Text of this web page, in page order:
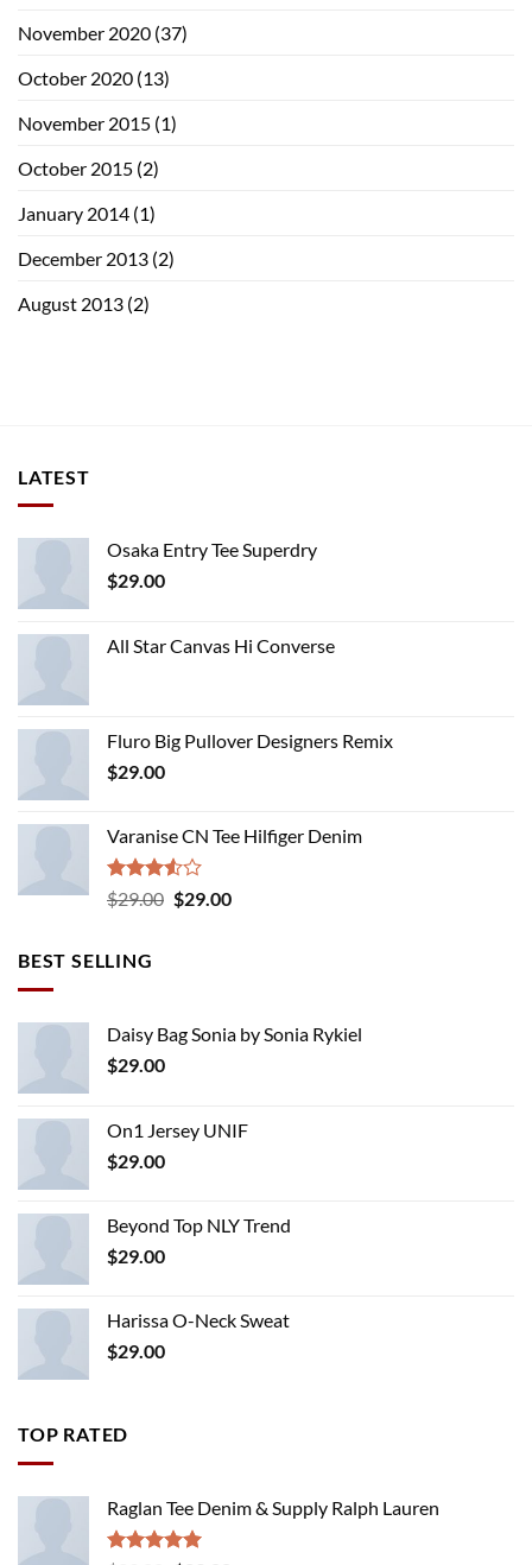
November 2020 (37)
October 2020 (13)
November 2015 (1)
October 2015 (2)
January 2014 (1)
December 2013 (2)
August 2013 (2)
LATEST
Osaka Entry Tee Superdry
$29.00
All Star Canvas Hi Converse
Fluro Big Pullover Designers Remix
$29.00
Varanise CN Tee Hilfiger Denim
Rated
3.50
$29.00 Original
$29.00Current
BEST SELLING
Daisy Bag Sonia by Sonia Rykiel
$29.00
On1 Jersey UNIF
$29.00
Beyond Top NLY Trend
$29.00
Harissa O-Neck Sweat
$29.00
TOP RATED
Raglan Tee Denim & Supply Ralph Lauren